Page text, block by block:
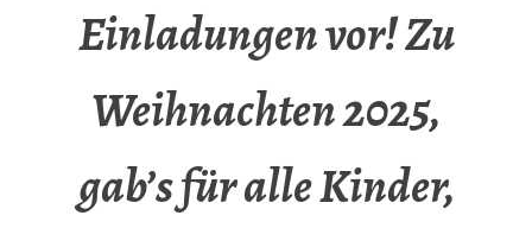
Einladungen vor! Zu
Weihnachten 2025,
gab’s für alle Kinder,